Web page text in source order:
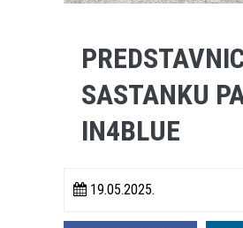
SASTANKU
IN4BLUE
19.05.2025.